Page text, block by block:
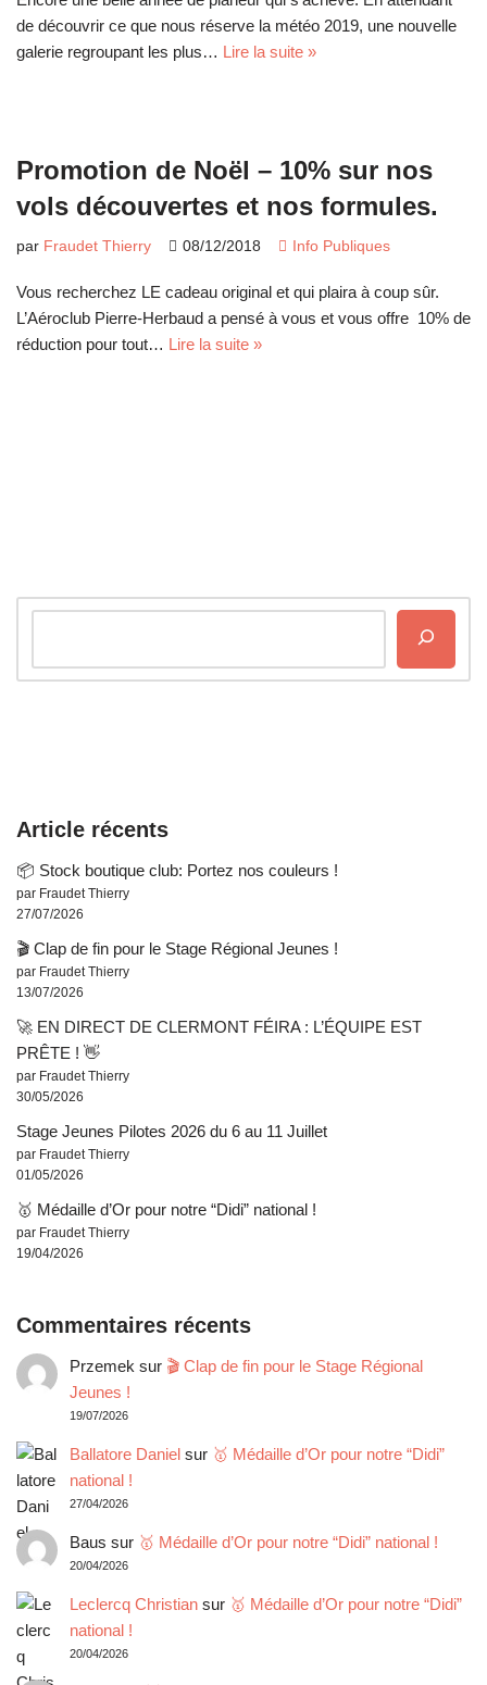
de découvrir ce que nous réserve la météo 2019, une nouvelle
galerie regroupant les plus… Lire la suite »
Promotion de Noël – 10% sur nos
vols découvertes et nos formules.
par Fraudet Thierry 08/12/2018 Info Publiques
Vous recherchez LE cadeau original et qui plaira à coup sûr.
L’Aéroclub Pierre-Herbaud a pensé à vous et vous offre 10% de
réduction pour tout… Lire la suite »
Article récents
📦 Stock boutique club: Portez nos couleurs !
par Fraudet Thierry
27/07/2026
🎬 Clap de fin pour le Stage Régional Jeunes !
par Fraudet Thierry
13/07/2026
🚀 EN DIRECT DE CLERMONT FÉIRA : L’ÉQUIPE EST
PRÊTE ! 👋
par Fraudet Thierry
30/05/2026
Stage Jeunes Pilotes 2026 du 6 au 11 Juillet
par Fraudet Thierry
01/05/2026
🥇 Médaille d’Or pour notre “Didi” national !
par Fraudet Thierry
19/04/2026
Commentaires récents
Przemek sur 🎬 Clap de fin pour le Stage Régional
Jeunes !
19/07/2026
Ballatore Danielsur 🥇 Médaille d’Or pour notre “Didi”
national !
27/04/2026
Baus sur 🥇 Médaille d’Or pour notre “Didi” national !
20/04/2026
Leclercq Christiansur 🥇 Médaille d’Or pour notre “Didi”
national !
20/04/2026